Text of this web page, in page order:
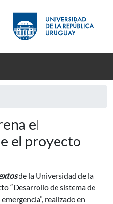
el
el proyecto
de la Universidad de la
“Desarrollo de sistema de
realizado en